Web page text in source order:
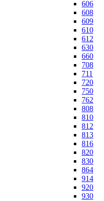
606
608
609
610
612
630
660
708
711
720
750
762
808
810
812
813
816
820
830
864
914
920
930